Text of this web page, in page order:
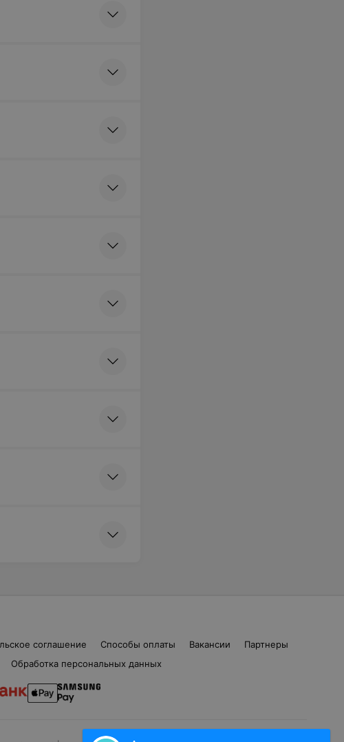
соглашение Способы оплаты Вакансии
Партнеры
Обработка персональных данных